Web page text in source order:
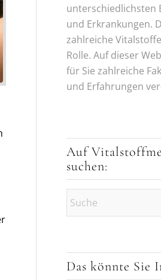
unterschiedlichsten
und Erkrankungen.
zahlreiche
Rolle. Auf dieser
für Sie zahlreiche
und Erfahrungen
Auf
suchen:
Das könnte Sie